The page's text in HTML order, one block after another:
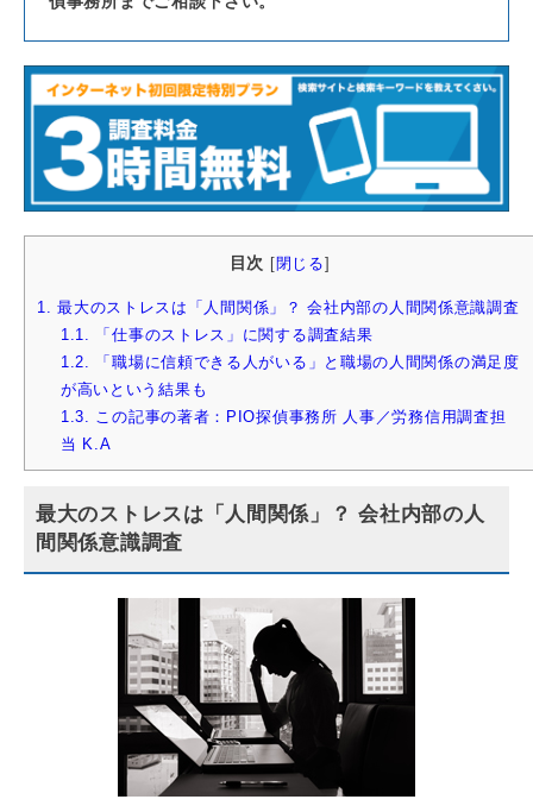
目次 [閉じる]
1. 最大のストレスは「人間関係」？ 会社内部の人間関係意識調査
1.1.
「仕事のストレス」に関する調査結果
1.2.
「職場に信頼できる人がいる」と職場の人間関係の満足度
が高いという結果も
1.3. この記事の著者：PIO探偵事務所 人事／労務信用調査担
当 K.A
最大のストレスは「人間関係」？ 会社内部の人
間関係意識調査